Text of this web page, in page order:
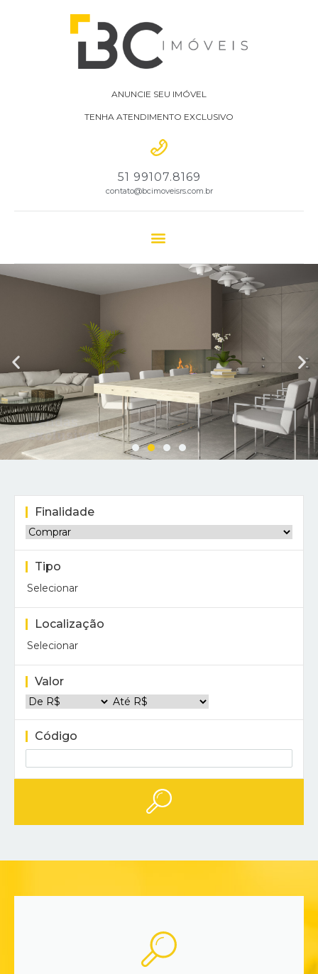
ANUNCIE SEU IMÓVEL
TENHA ATENDIMENTO EXCLUSIVO
51 99107.8169
contato@bcimoveisrs.com.br
exclusivas
Finalidade
Tipo
Selecionar
Localização
Selecionar
Valor
Código